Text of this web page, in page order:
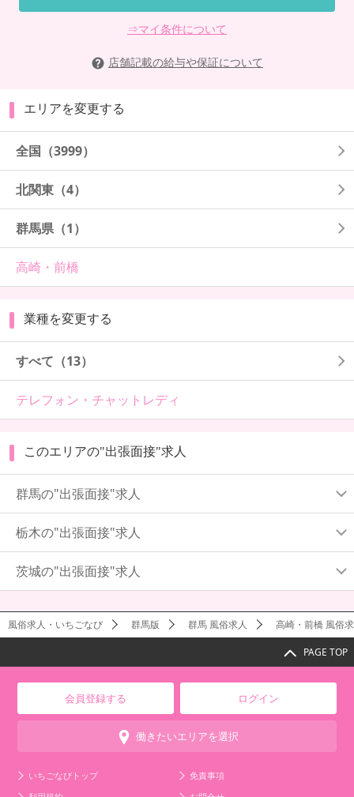
⇒マイ条件について
店舗記載の給与や保証について
エリアを変更する
全国 （3999）
北関東 （4）
群馬県（1）
高崎・前橋
業種を変更する
すべて（13）
テレフォン・チャットレディ
このエリアの"出張面接"求人
群馬の"出張面接"求人
栃木の"出張面接"求人
茨城の"出張面接"求人
風俗求人・いちごなび 群馬版 群馬 風俗求人 高崎・前橋 風俗
PAGE TOP
会員登録する ログイン
働きたいエリアを選択
いちごなびトップ
免責事項